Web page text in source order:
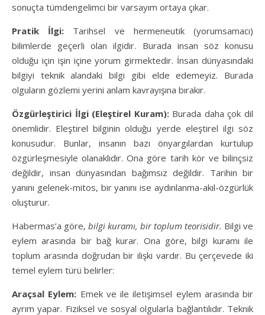
sonuçta tümdengelimci bir varsayım ortaya çıkar.
Pratik İlgi: Tarihsel ve hermeneutik (yorumsamacı)
bilimlerde geçerli olan ilgidir. Burada insan söz konusu
olduğu için işin içine yorum girmektedir. İnsan dünyasındaki
bilgiyi teknik alandaki bilgi gibi elde edemeyiz. Burada
olguların gözlemi yerini anlam kavrayışına bırakır.
Özgürleştirici İlgi (Eleştirel Kuram):Burada daha çok dil
önemlidir. Eleştirel bilginin olduğu yerde eleştirel ilgi söz
konusudur. Bunlar, insanın bazı önyargılardan kurtulup
özgürleşmesiyle olanaklıdır. Ona göre tarih kör ve bilinçsiz
değildir, insan dünyasından bağımsız değildir. Tarihin bir
yanını gelenek-mitos, bir yanını ise aydınlanma-akıl-özgürlük
oluşturur.
Habermas’a göre, bilgi kuramı, bir toplum teorisidir. Bilgi ve
eylem arasında bir bağ kurar. Ona göre, bilgi kuramı ile
toplum arasında doğrudan bir ilişki vardır. Bu çerçevede iki
temel eylem türü belirler:
Araçsal Eylem: Emek ve ile iletişimsel eylem arasında bir
ayrım yapar. Fiziksel ve sosyal olgularla bağlantılıdır. Teknik